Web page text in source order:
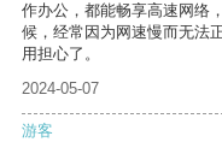
作办公，都能畅享高速网络
候，经常因为网速慢而无法
用担心了。
2024-05-07
游客